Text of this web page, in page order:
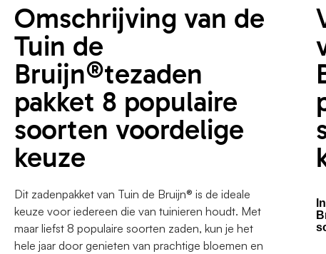
Omschrijving van de
Tuin de
Bruijn®tezaden
pakket 8 populaire
soorten voordelige
keuze
Dit zadenpakket van Tuin de Bruijn® is de ideale
keuze voor iedereen die van tuinieren houdt. Met
maar liefst 8 populaire soorten zaden, kun je het
hele jaar door genieten van prachtige bloemen en